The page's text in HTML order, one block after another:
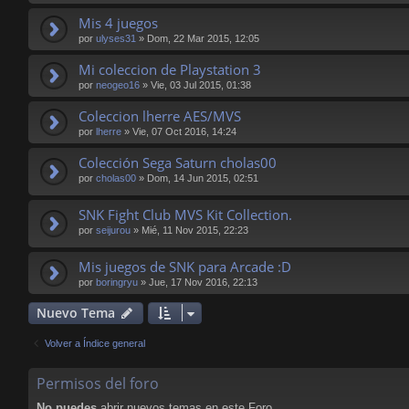
Mis 4 juegos
por ulyses31 » Dom, 22 Mar 2015, 12:05
Mi coleccion de Playstation 3
por neogeo16 » Vie, 03 Jul 2015, 01:38
Coleccion lherre AES/MVS
por lherre » Vie, 07 Oct 2016, 14:24
Colección Sega Saturn cholas00
por cholas00 » Dom, 14 Jun 2015, 02:51
SNK Fight Club MVS Kit Collection.
por seijurou » Mié, 11 Nov 2015, 22:23
Mis juegos de SNK para Arcade :D
por boringryu » Jue, 17 Nov 2016, 22:13
Nuevo Tema
Volver a Índice general
Permisos del foro